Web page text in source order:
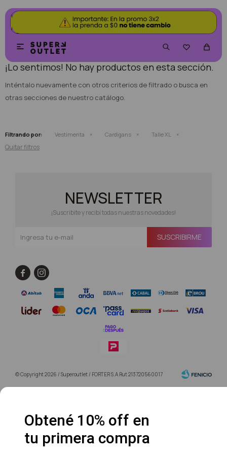

 NO SE HAN RECUPERADO PRODUCTOS
¡Lo sentimos! No hay productos en esta sección.
Inténtalo nuevamente con otros criterios de filtrado o busca en
otras secciones de nuestro catálogo.
Filtrando por: Vestimenta Cardigans Talle XL
Quitar filtros
NEWSLETTER
¡Suscribite y recibí todas nuestras novedades!
SUSCRIBIRME
 
© Copyright 2026 / Superoutlet / FORTER S.A Rut 213720560017
Obtené 10% off en
tu primera compra